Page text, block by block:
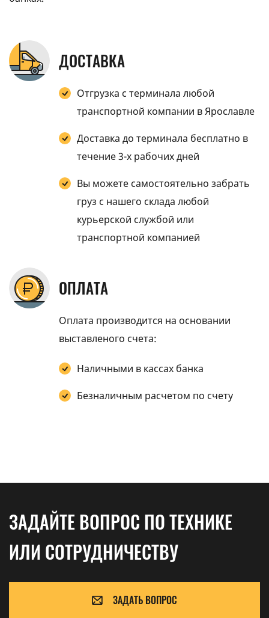
ДОСТАВКА
Отгрузка с терминала любой
транспортной компании в Ярославле
Доставка до терминала бесплатно в
течение 3-х рабочих дней
Вы можете самостоятельно забрать
груз с нашего склада любой
курьерской службой или
транспортной компанией
ОПЛАТА
Оплата производится на основании
выставленого счета:
Наличными в кассах банка
Безналичным расчетом по счету
ЗАДАЙТЕ ВОПРОС ПО ТЕХНИКЕ
ИЛИ СОТРУДНИЧЕСТВУ
ЗАДАТЬ ВОПРОС